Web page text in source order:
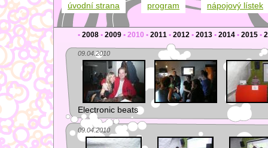
úvodní strana program nápojový lístek
• 2008 • 2009 • 2010 • 2011 • 2012 • 2013 • 2014 • 2015 •
09.04.2010
Electronic beats
09.04.2010